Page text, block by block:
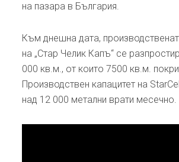
на пазара в България.
Към днешна дата,
на „Стар Челик Капъ“ се
000 кв.м., от които 7500 кв.м.
Производствен капацитет на
над 12 000 метални врати месечно.